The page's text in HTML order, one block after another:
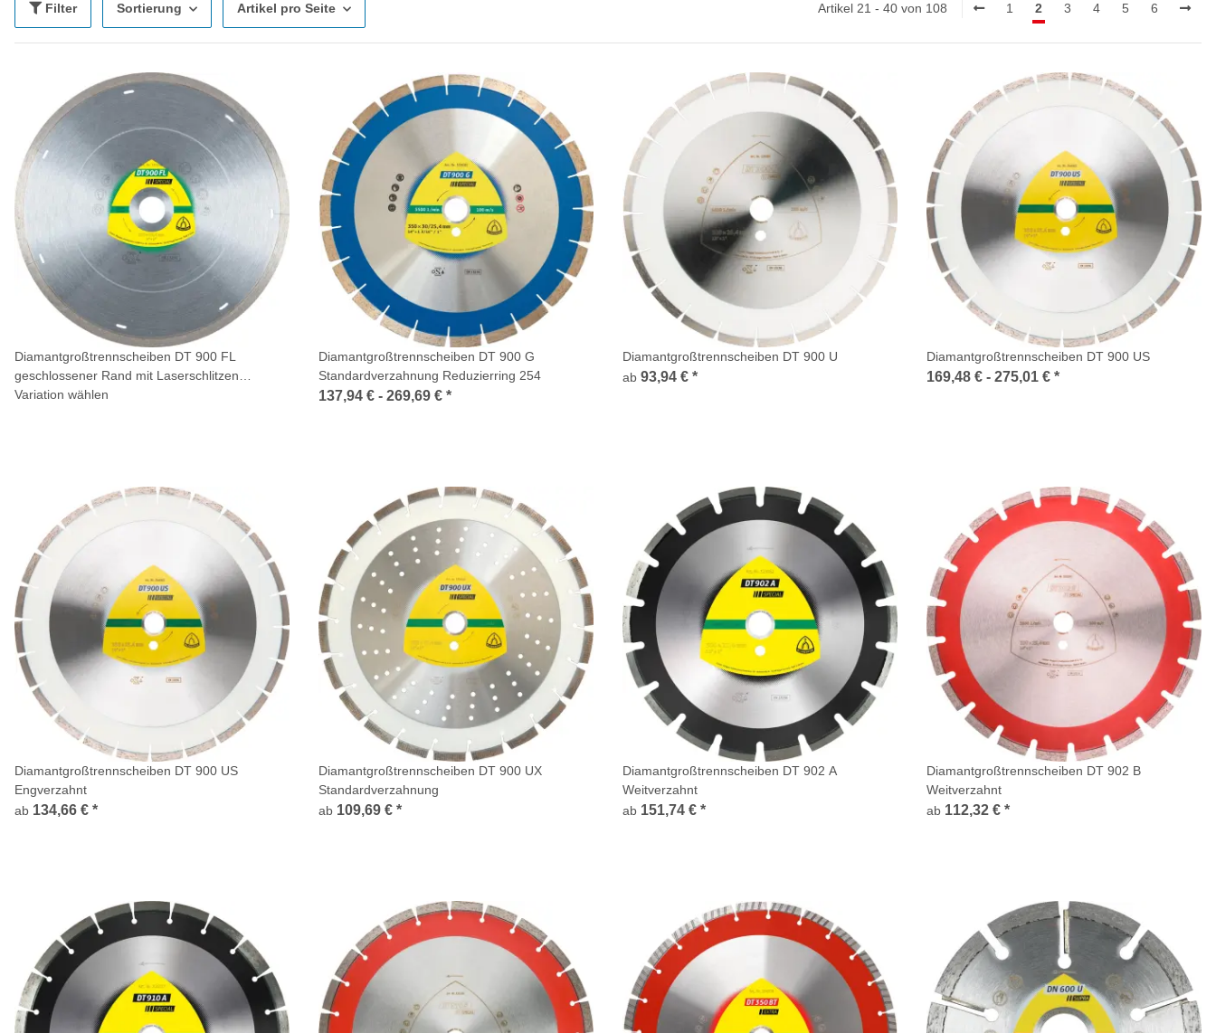
Filter Sortierung Artikel pro Seite Artikel 21 - 40 von 108 1 2 3 4 5 6
Diamantgroßtrennscheiben DT 900 FL
geschlossener Rand mit Laserschlitzen
Reduzierring 254
Variation wählen
Diamantgroßtrennscheiben DT 900 G
Standardverzahnung Reduzierring 254
137,94 € - 269,69 € *
Diamantgroßtrennscheiben DT 900 U
ab 93,94 € *
Diamantgroßtrennscheiben DT 900 US
169,48 € - 275,01 € *
Diamantgroßtrennscheiben DT 900 US
Engverzahnt
ab 134,66 € *
Diamantgroßtrennscheiben DT 900 UX
Standardverzahnung
ab 109,69 € *
Diamantgroßtrennscheiben DT 902 A
Weitverzahnt
ab 151,74 € *
Diamantgroßtrennscheiben DT 902 B
Weitverzahnt
ab 112,32 € *